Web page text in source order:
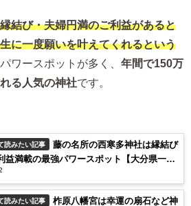
結び・夫婦円満のご利益があると
に一度願いを叶えてくれるという
ワースポットが多く、 年間で150万
る人気の神社です。
読みたい記事
藤の名所の西寒多神社は縁結び
益満載の最強パワースポット【大分県一之
読みたい記事
柞原八幡宮は幸運の扇石など神